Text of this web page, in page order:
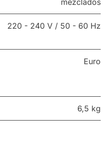
220 - 240 V / 50 - 60 Hz
Euro
6,5 kg